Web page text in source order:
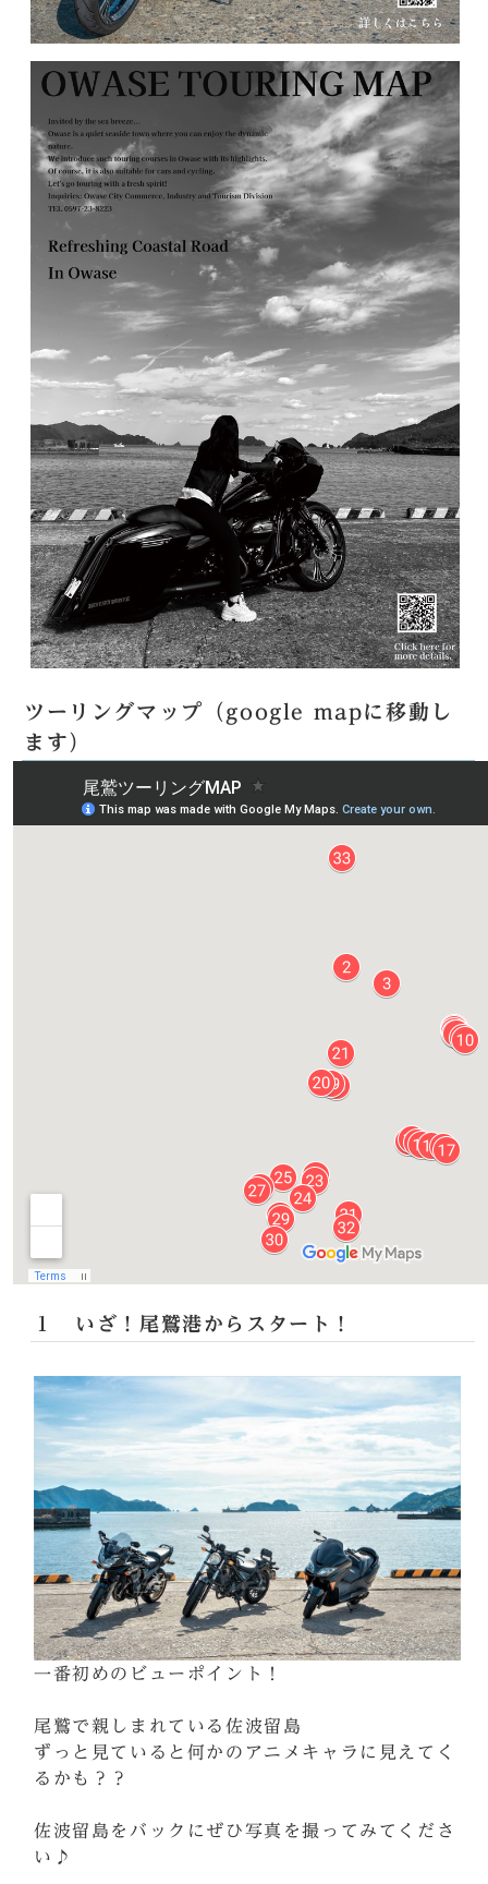
ツーリングマップ（google mapに移動し
ます）
１ いざ！尾鷲港からスタート！
一番初めのビューポイント！
尾鷲で親しまれている佐波留島
ずっと見ていると何かのアニメキャラに見えてく
るかも？？
佐波留島をバックにぜひ写真を撮ってみてくださ
い♪